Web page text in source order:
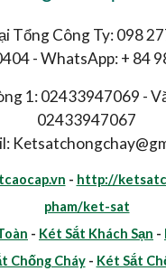
Tổng Công Ty: 098
- WhatsApp: + 84
1: 02433947069 -
02433947067
- http://
pham/ket-sat
- Két Sắt Khách Sạn -
Chống Cháy- Két Sắt